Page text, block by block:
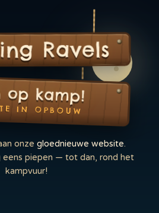
Ravels
op kamp!
IN OPBOUW
onze gloednieuwe website.
eens piepen — tot dan, rond het
kampvuur!